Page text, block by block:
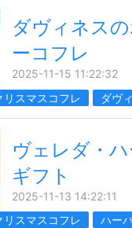
ダヴィネス
ーコフレ
2025-11-15 11:22:32
リスマスコフレ ダヴ
ヴェレダ・
ギフト
2025-11-13 14:22:11
リスマスコフレ ハー